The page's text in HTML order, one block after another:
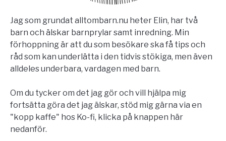
Jag som grundat alltombarn.nu heter Elin, har två
barn och älskar barnprylar samt inredning. Min
förhoppning är att du som besökare ska få tips och
råd som kan underlätta i den tidvis stökiga, men även
alldeles underbara, vardagen med barn.
Om du tycker om det jag gör och vill hjälpa mig
fortsätta göra det jag älskar, stöd mig gärna via en
"kopp kaffe" hos Ko-fi, klicka på knappen här
nedanför.